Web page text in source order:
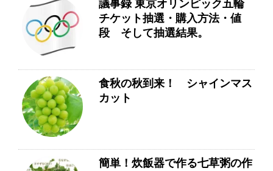
議事録 東京オリンピック五輪
チケット抽選・購入方法・値
段 そして抽選結果。
食秋の秋到来！ シャインマス
カット
簡単！炊飯器で作る七草粥の作